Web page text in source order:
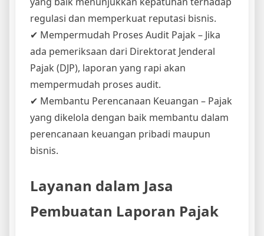
regulasi dan memperkuat reputasi bisnis.
✔ Mempermudah Proses Audit Pajak – Jika
ada pemeriksaan dari Direktorat Jenderal
Pajak (DJP), laporan yang rapi akan
mempermudah proses audit.
✔ Membantu Perencanaan Keuangan – Pajak
yang dikelola dengan baik membantu dalam
perencanaan keuangan pribadi maupun
bisnis.
Layanan dalam Jasa
Pembuatan Laporan Pajak